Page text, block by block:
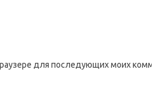
для последующих моих